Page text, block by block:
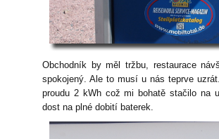
Obchodník by měl tržbu, restaurace
spokojený. Ale to musí u nás teprve
proudu 2 kWh což mi bohatě stačilo na
dost na plné dobití baterek.